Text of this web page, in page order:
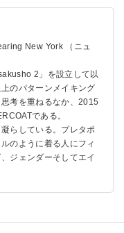
New York （ニュ
2」を設立して以
のパターンメイキング
考を重ねるなか、2015
である。
らしている。プレタポ
のように着る人にフィ
ジェンダーそしてエイ